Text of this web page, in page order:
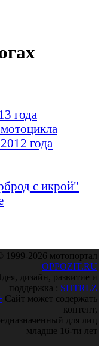
года
года
с икрой"
1999-2026 мотопортал
OPPOZIT.RU
дизайн, развитие и
поддержка : SHTRLZ
Сайт может содержать
контент,
для лиц
младше 16-ти лет